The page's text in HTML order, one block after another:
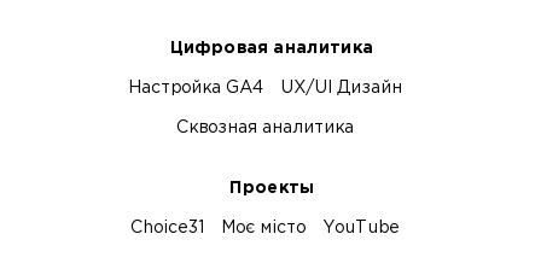
Цифровая аналитика
Настройка GA4 UX/UI Дизайн
Сквозная аналитика
Проекты
Choice31 Моє місто YouTube